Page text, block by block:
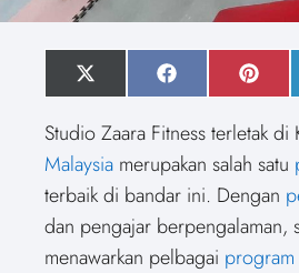
S
h
r
e
o
n
X
(
w
t
t
e
r
)
S
h
r
e
o
n
F
a
e
b
o
o
k
S
h
r
o
n
P
i
t
r
e
s
t
Studio Zaara Fitness terletak di
Malaysia merupakan salah satu
terbaik di bandar ini. Dengan
dan pengajar berpengalaman,
menawarkan pelbagai program